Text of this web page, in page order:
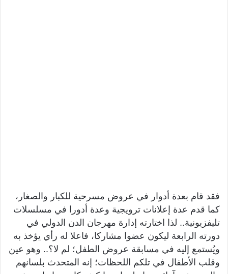
فقد قام بعدة أدوار في عروض مسرحية للكبار والصغار،
كما قدم عدة إعلانات ترويجية وعدة أدورا في مسلسلات
تليفزيونية.. لذا اختارته إدارة مهرجان الدن الدولي في
دورته الرابعة ليكون عضوا مشاركا، فاعلا له رأي يؤخذ به
ويُستمع إليه في مسابقة عروض الطفل؛ لم لا؟.. وهو عين
وقلب الأطفال في تلكم اللحظات؛ إنه المتحدث بلسانهم